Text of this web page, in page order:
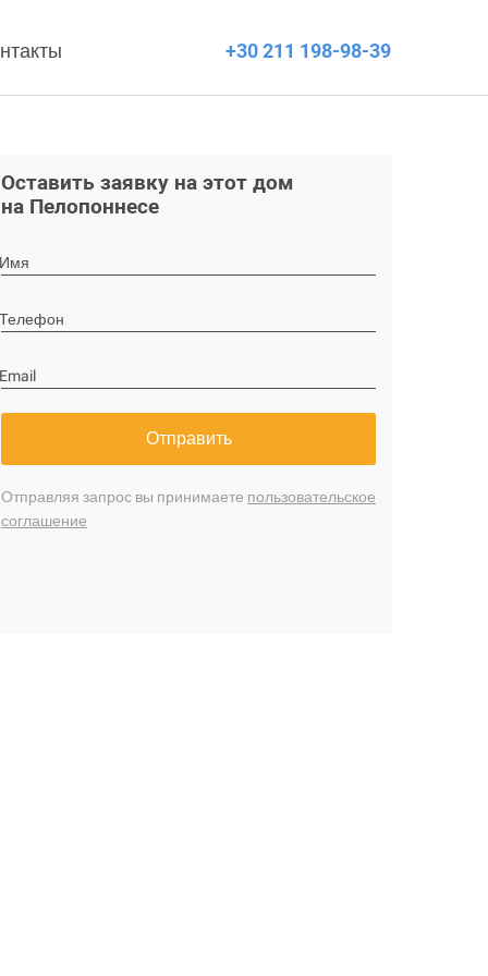
+30 211 198-98-39
Оставить заявку на этот дом
на Пелопоннесе
Имя
Телефон
Email
Отправить
Отправляя запрос вы принимаете пользовательское
соглашение